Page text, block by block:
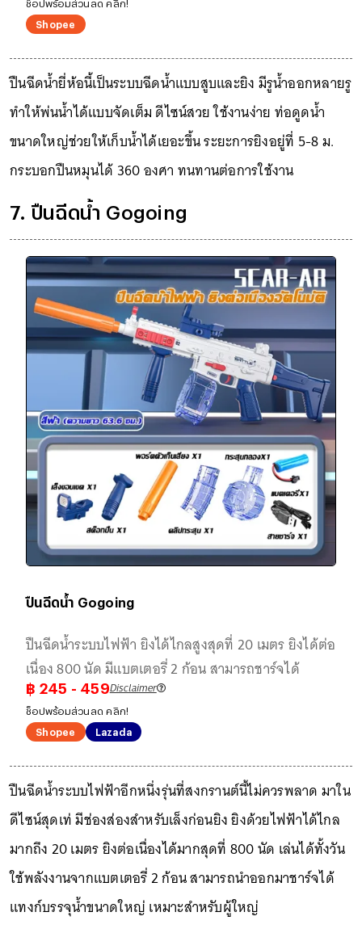
ช็อปพร้อมส่วนลด คลิก!
Shopee
ปืนฉีดน้ำยี่ห้อนี้เป็นระบบฉีดน้ำแบบสูบและยิง มีรูน้ำออกหลายรู
ทำให้พ่นน้ำได้แบบจัดเต็ม ดีไซน์สวย ใช้งานง่าย ท่อดูดน้ำ
ขนาดใหญ่ช่วยให้เก็บน้ำได้เยอะขึ้น ระยะการยิงอยู่ที่ 5-8 ม.
กระบอกปืนหมุนได้ 360 องศา ทนทานต่อการใช้งาน
7. ปืนฉีดน้ำ Gogoing
ปืนฉีดน้ำ Gogoing
ปืนฉีดน้ำระบบไฟฟ้า ยิงได้ไกลสูงสุดที่ 20 เมตร ยิงได้ต่อ
เนื่อง 800 นัด มีแบตเตอรี่ 2 ก้อน สามารถชาร์จได้
฿ 245 - 459Disclaimer
ช็อปพร้อมส่วนลด คลิก!
Shopee
Lazada
ปืนฉีดน้ำระบบไฟฟ้าอีกหนึ่งรุ่นที่สงกรานต์นี้ไม่ควรพลาด มาใน
ดีไซน์สุดเท่ มีช่องส่องสำหรับเล็งก่อนยิง ยิงด้วยไฟฟ้าได้ไกล
มากถึง 20 เมตร ยิงต่อเนื่องได้มากสุดที่ 800 นัด เล่นได้ทั้งวัน
ใช้พลังงานจากแบตเตอรี่ 2 ก้อน สามารถนำออกมาชาร์จได้
แทงก์บรรจุน้ำขนาดใหญ่ เหมาะสำหรับผู้ใหญ่